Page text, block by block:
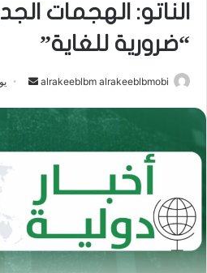
الناتو: الهجمات
“ضرورية للغاية”
alrakeeblbm alrakeeblbmobi
أرسل
إلكترونيا